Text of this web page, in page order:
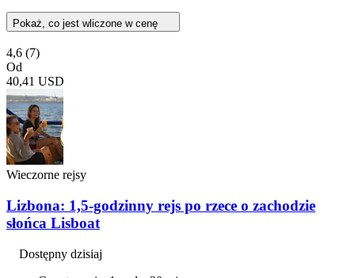
Pokaż, co jest wliczone w cenę
4,6 (7)
Od
40,41 USD
Wieczorne rejsy
Lizbona: 1,5-godzinny rejs po rzece o zachodzie
słońca Lisboat
Dostępny dzisiaj